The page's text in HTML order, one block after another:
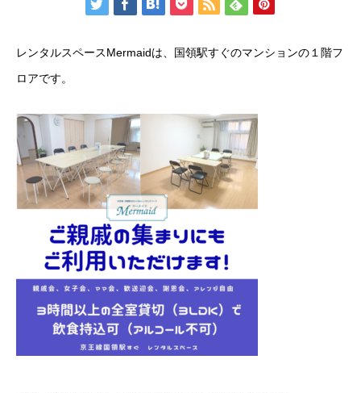
レンタルスペースMermaidは、国領駅すぐのマンションの１階フ
ロアです。